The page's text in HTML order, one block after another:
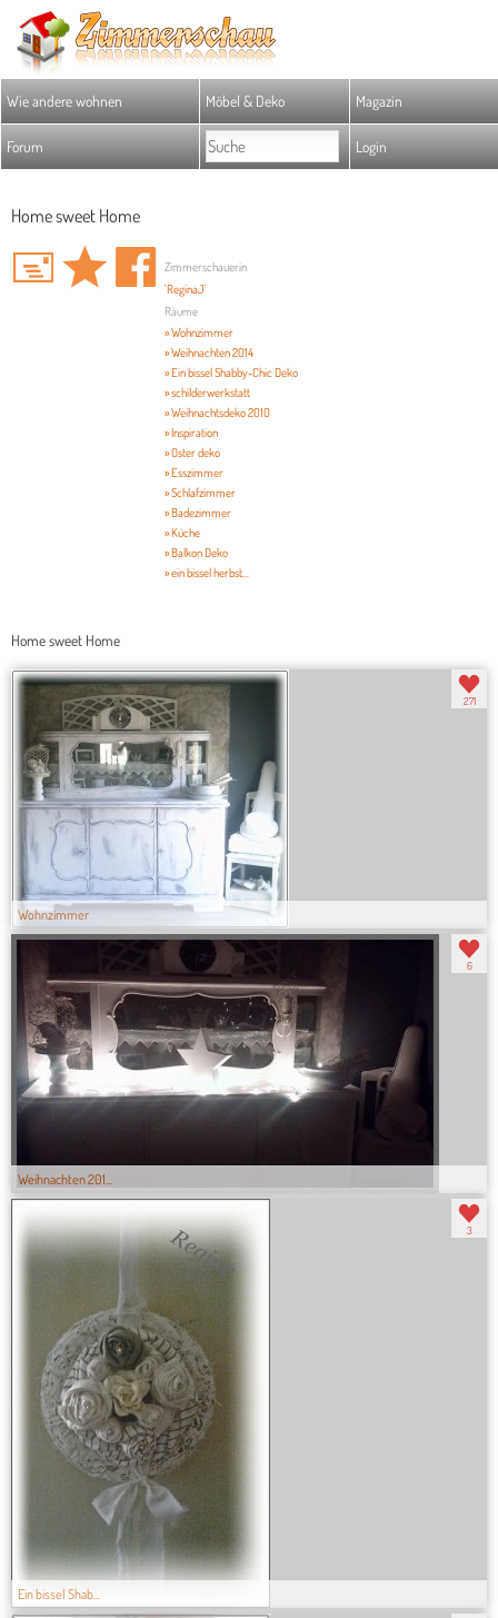
Wie andere wohnen Möbel & Deko Magazin
Forum Login
Home sweet Home
Zimmerschauerin
'ReginaJ'
Räume
» Wohnzimmer
» Weihnachten 2014
» Ein bissel Shabby-Chic Deko
» schilderwerkstatt
» Weihnachtsdeko 2010
» Inspiration
» Oster deko
» Esszimmer
» Schlafzimmer
» Badezimmer
» Küche
» Balkon Deko
» ein bissel herbst...
Home sweet Home
Wohnzimmer
271
Weihnachten 201...
6
Ein bissel Shab...
3